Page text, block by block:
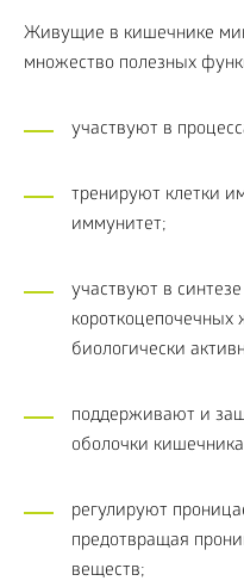
Живущие в кишечнике
множество полезных
участвуют в
тренируют клетки
иммунитет;
участвуют в
короткоцепочечных
биологически
поддерживают и
оболочки
регулируют
предотвращая
веществ;